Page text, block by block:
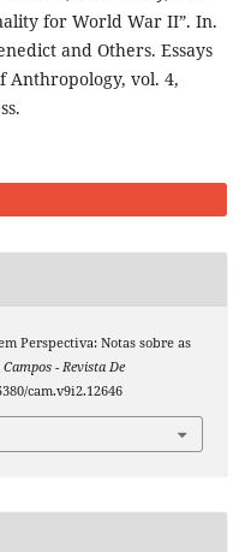
for World War II”. In.
and Others. Essays
Anthropology, vol. 4,
Perspectiva: Notas sobre as
Campos - Revista De
cam.v9i2.12646